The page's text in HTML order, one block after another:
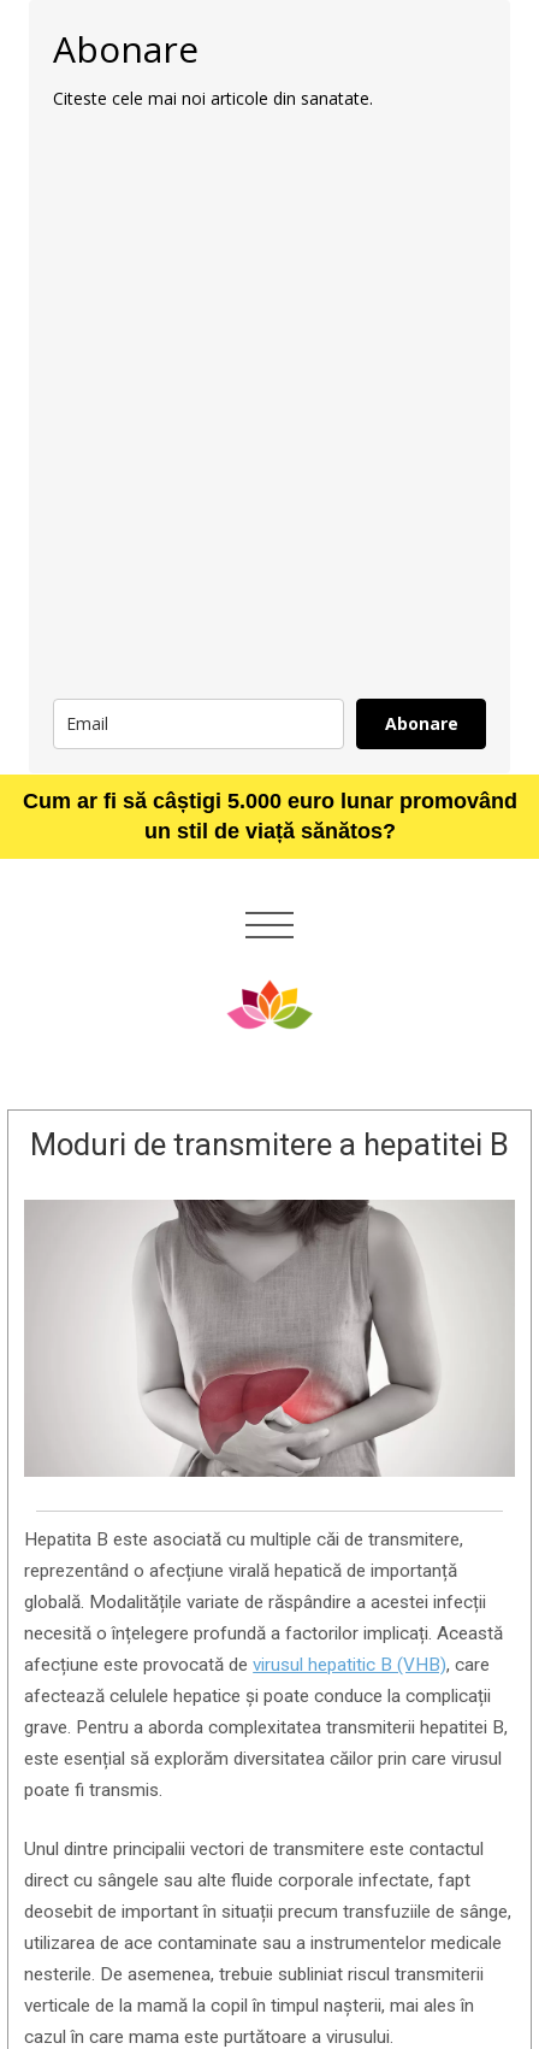
Abonare
Citeste cele mai noi articole din sanatate.
Abonare
Cum ar fi să câștigi 5.000 euro lunar promovând
un stil de viață sănătos?
Moduri de transmitere a hepatitei B
Hepatita B este asociată cu multiple căi de transmitere,
reprezentând o afecțiune virală hepatică de importanță
globală. Modalitățile variate de răspândire a acestei infecții
necesită o înțelegere profundă a factorilor implicați. Această
afecțiune este provocată devirusul hepatitic B (VHB), care
afectează celulele hepatice și poate conduce la complicații
grave. Pentru a aborda complexitatea transmiterii hepatitei B,
este esențial să explorăm diversitatea căilor prin care virusul
poate fi transmis.
Unul dintre principalii vectori de transmitere este contactul
direct cu sângele sau alte fluide corporale infectate, fapt
deosebit de important în situații precum transfuziile de sânge,
utilizarea de ace contaminate sau a instrumentelor medicale
nesterile. De asemenea, trebuie subliniat riscul transmiterii
verticale de la mamă la copil în timpul nașterii, mai ales în
cazul în care mama este purtătoare a virusului.